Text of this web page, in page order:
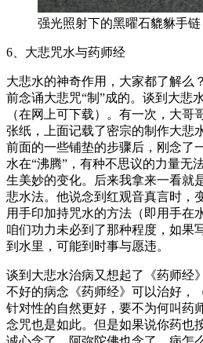
强光照射下的黑曜石貔貅手链
6、大悲咒水与药师经
大悲水的神奇作用，大家都了解么
前念诵大悲咒“制”成的。谈到大悲
（在网上可下载）。有一次，大哥
张纸，上面记载了密宗的制作大悲
前面的一些铺垫的步骤后，刚念了
水在“沸腾”，有种不思议的力量无
生美妙的变化。后来我拿来一看就
悲水法。他说念到红观音真言时，
用手印加持咒水的方法（即用手在
咱们功力未必到了那种程度，如果
到水里，可能到时事与愿违。
谈到大悲水治病又想起了《药师经
不好的病念《药师经》可以治好，
针对性的自然更好，要不为何叫药
念咒也是如此。但是如果说你药也